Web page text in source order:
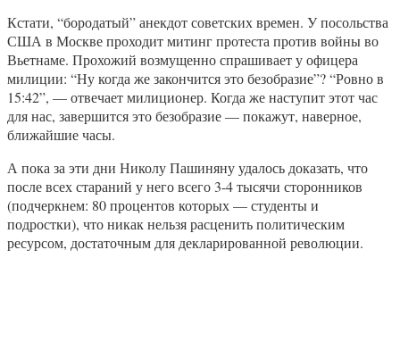
Кстати, “бородатый” анекдот советских времен. У посольства
США в Москве проходит митинг протеста против войны во
Вьетнаме. Прохожий возмущенно спрашивает у офицера
милиции: “Ну когда же закончится это безобразие”? “Ровно в
15:42”, — отвечает милиционер. Когда же наступит этот час
для нас, завершится это безобразие — покажут, наверное,
ближайшие часы.
А пока за эти дни Николу Пашиняну удалось доказать, что
после всех стараний у него всего 3-4 тысячи сторонников
(подчеркнем: 80 процентов которых — студенты и
подростки), что никак нельзя расценить политическим
ресурсом, достаточным для декларированной революции.